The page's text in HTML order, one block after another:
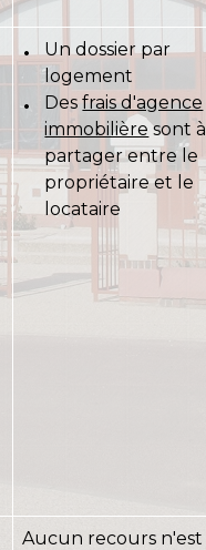
Un dossier par
logement
Desfrais d'agence
immobilièresont à
partager entre le
propriétaire et le
locataire
Aucun recours n'est